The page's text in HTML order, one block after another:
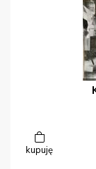
kupuję